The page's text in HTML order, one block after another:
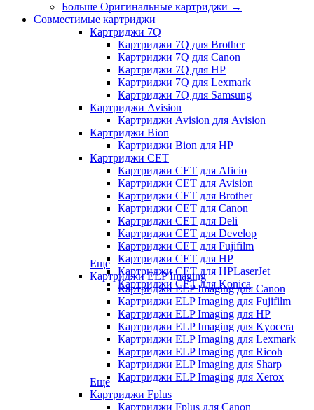
Больше Оригинальные картриджи →
Совместимые картриджи
Картриджи 7Q
Картриджи 7Q для Brother
Картриджи 7Q для Canon
Картриджи 7Q для HP
Картриджи 7Q для Lexmark
Картриджи 7Q для Samsung
Картриджи Avision
Картриджи Avision для Avision
Картриджи Bion
Картриджи Bion для HP
Картриджи CET
Картриджи CET для Aficio
Картриджи CET для Avision
Картриджи CET для Brother
Картриджи CET для Canon
Картриджи CET для Deli
Картриджи CET для Develop
Картриджи CET для Fujifilm
Картриджи CET для HP
Картриджи CET для HPLaserJet
Картриджи CET для Konica
Еще
Картриджи ELP Imaging
Картриджи ELP Imaging для Canon
Картриджи ELP Imaging для Fujifilm
Картриджи ELP Imaging для HP
Картриджи ELP Imaging для Kyocera
Картриджи ELP Imaging для Lexmark
Картриджи ELP Imaging для Ricoh
Картриджи ELP Imaging для Sharp
Картриджи ELP Imaging для Xerox
Еще
Картриджи Fplus
Картриджи Fplus для Canon